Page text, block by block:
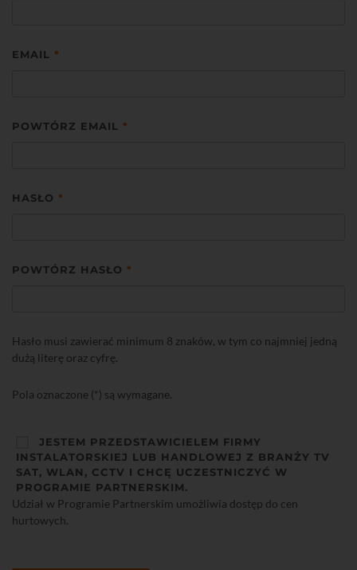
EMAIL *
POWTÓRZ EMAIL *
HASŁO *
POWTÓRZ HASŁO *
Hasło musi zawierać minimum 8 znaków, w tym co najmniej jedną
dużą literę oraz cyfrę.
Pola oznaczone (*) są wymagane.
JESTEM PRZEDSTAWICIELEM FIRMY
INSTALATORSKIEJ LUB HANDLOWEJ Z BRANŻY TV
SAT, WLAN, CCTV I CHCĘ UCZESTNICZYĆ W
PROGRAMIE PARTNERSKIM.
Udział w Programie Partnerskim umożliwia dostęp do cen
hurtowych.